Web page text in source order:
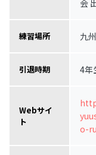
会
練習場所 九
引退時期 4年
Webサイ
ト
o-